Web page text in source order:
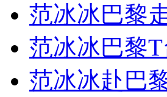
女孩北京地铁殴打老人 痛下狠
无痛分娩是否安全 医生回应
范冰冰巴黎
范冰冰巴黎
范冰冰赴巴